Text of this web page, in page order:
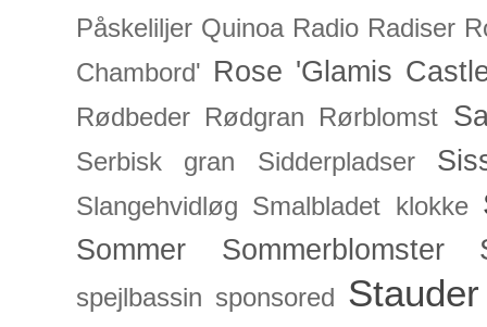
Påskeliljer Quinoa Radio Radiser
Chambord' Rose 'Glamis
Rødbeder Rødgran Rørblomst
Serbisk gran Sidderpladser
Slangehvidløg Smalbladet klokke
Sommer Sommerblomster
spejlbassin sponsored Stauder